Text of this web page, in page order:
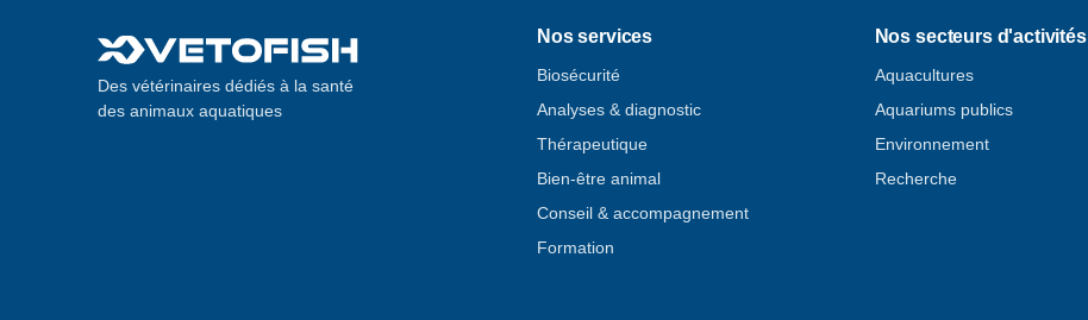
Des vétérinaires dédiés à la santé
des animaux aquatiques
Nos services
Biosécurité
Analyses & diagnostic
Thérapeutique
Bien-être animal
Conseil & accompagnement
Formation
Nos secteurs d'activités
Aquacultures
Aquariums publics
Environnement
Recherche